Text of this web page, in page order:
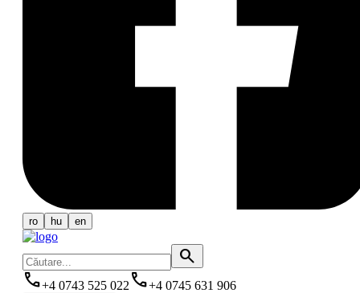
ro hu en
search
phone+4 0743 525 022 phone+4 0745 631 906